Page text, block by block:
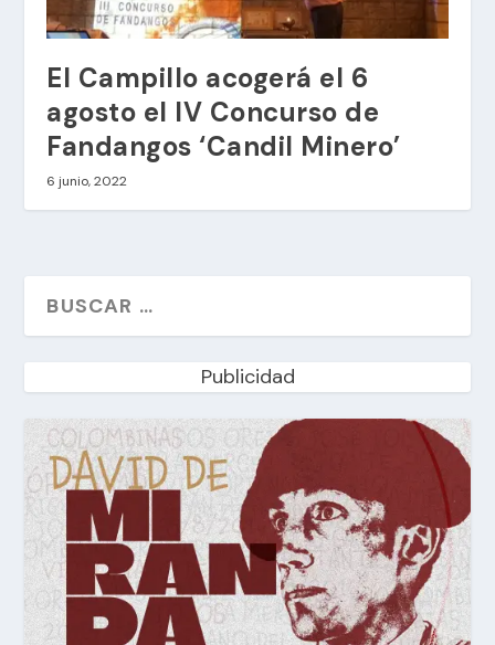
El Campillo acogerá el 6
agosto el IV Concurso de
Fandangos ‘Candil Minero’
6 junio, 2022
Publicidad